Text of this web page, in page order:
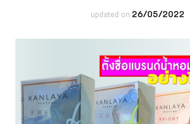
updated on 26/05/2022